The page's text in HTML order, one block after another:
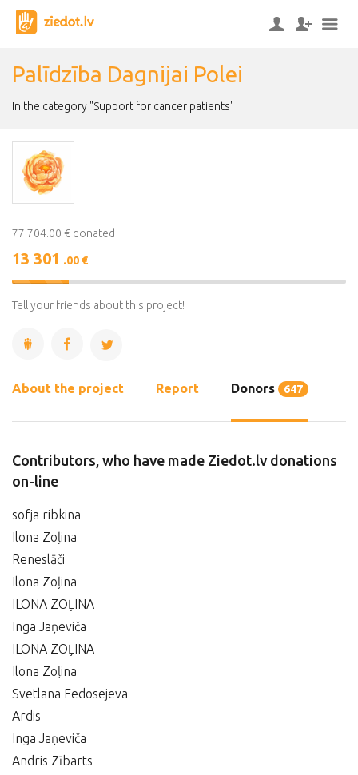
Palīdzība Dagnijai Polei
In the category "Support for cancer patients"
77 704.00 € donated
13 301 .00 €
17%
Complete
Tell your friends about this project!
About the project Report Donors 647
Contributors, who have made Ziedot.lv donations
on-line
sofja ribkina
Ilona Zoļina
Reneslāči
Ilona Zoļina
ILONA ZOĻINA
Inga Jaņeviča
ILONA ZOĻINA
Ilona Zoļina
Svetlana Fedosejeva
Ardis
Inga Jaņeviča
Andris Zībarts